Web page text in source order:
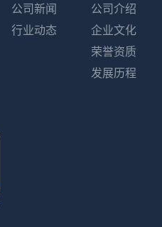
公司新闻
行业动态
公司介绍
企业文化
荣誉资质
发展历程